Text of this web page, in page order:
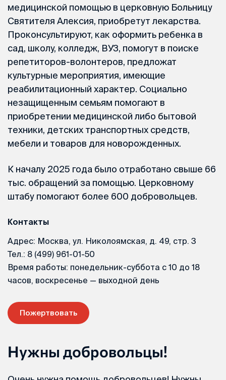
медицинской помощью в церковную Больницу
Святителя Алексия, приобретут лекарства.
Проконсультируют, как оформить ребенка в
сад, школу, колледж, ВУЗ, помогут в поиске
репетиторов-волонтеров, предложат
культурные мероприятия, имеющие
реабилитационный характер. Социально
незащищенным семьям помогают в
приобретении медицинской либо бытовой
техники, детских транспортных средств,
мебели и товаров для новорожденных.
К началу 2025 года было отработано свыше 66
тыс. обращений за помощью. Церковному
штабу помогают более 600 добровольцев.
Контакты
Адрес: Москва, ул. Николоямская, д. 49, стр. 3
Тел.: 8 (499) 961-01-50
Время работы: понедельник-суббота с 10 до 18
часов, воскресенье — выходной день
Пожертвовать
Нужны добровольцы!